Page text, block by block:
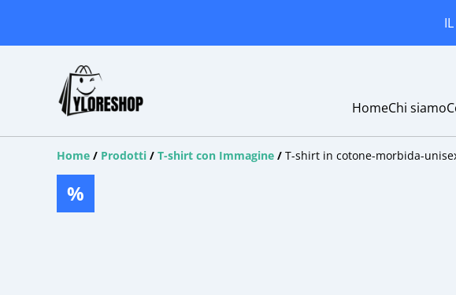
HomeChi siamo
Home / Prodotti / T-shirt con Immagine / T-shirt in cotone-morbida-
%